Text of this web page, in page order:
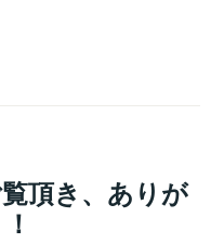
頂き、ありが